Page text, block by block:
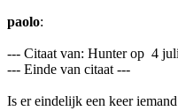
paolo:
--- Citaat van: Hunter op 4
--- Einde van citaat ---
Is er eindelijk een keer